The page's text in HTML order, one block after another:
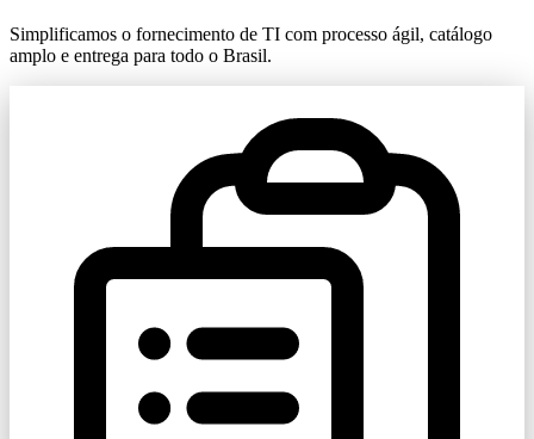
Simplificamos o fornecimento de TI com processo ágil, catálogo
amplo e entrega para todo o Brasil.